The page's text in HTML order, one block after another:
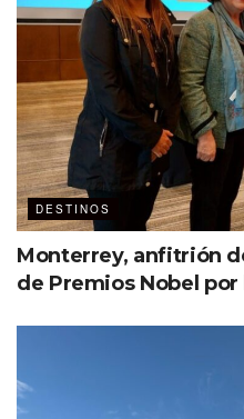
DESTINOS
Monterrey, anfitrión
de Premios Nobel por